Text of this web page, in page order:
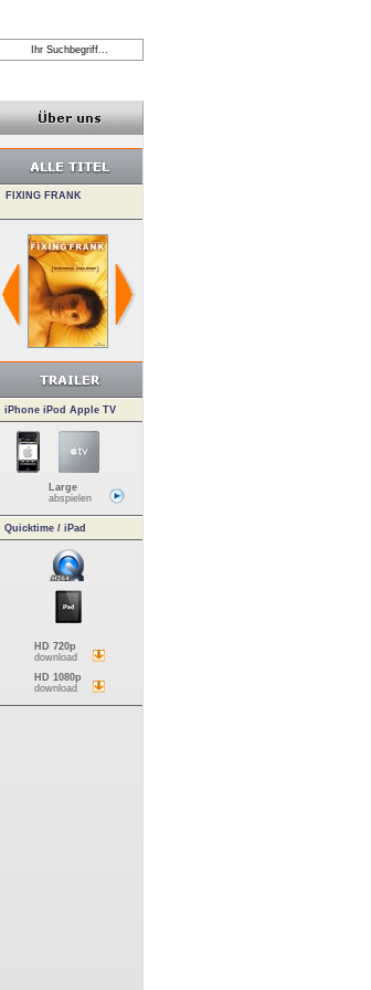
iPhone iPod Apple TV
Large
abspielen
Quicktime / iPad
HD 720p
download
HD 1080p
download